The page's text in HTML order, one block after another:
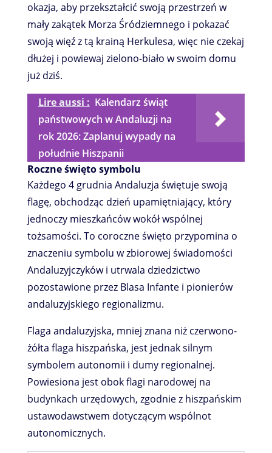
okazja, aby przekształcić swoją przestrzeń w
mały zakątek Morza Śródziemnego i pokazać
swoją więź z tą krainą Herkulesa, więc nie czekaj
dłużej i powiewaj zielono-biało w swoim domu
już dziś.
Lire aussi : Kalendarz świąt
państwowych w Andaluzji na
rok 2026: Zaplanuj wypady na
południe Hiszpanii
Roczne święto symbolu
Każdego 4 grudnia Andaluzja świętuje swoją
flagę, obchodząc dzień upamiętniający, który
jednoczy mieszkańców wokół wspólnej
tożsamości. To coroczne święto przypomina o
znaczeniu symbolu w zbiorowej świadomości
Andaluzyjczyków i utrwala dziedzictwo
pozostawione przez Blasa Infante i pionierów
andaluzyjskiego regionalizmu.
Flaga andaluzyjska, mniej znana niż czerwono-
żółta flaga hiszpańska, jest jednak silnym
symbolem autonomii i dumy regionalnej.
Powiesiona jest obok flagi narodowej na
budynkach urzędowych, zgodnie z hiszpańskim
ustawodawstwem dotyczącym wspólnot
autonomicznych.